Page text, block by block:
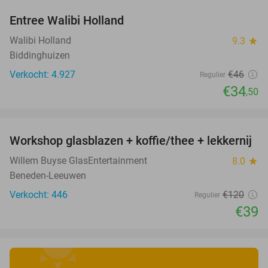
Entree Walibi Holland
Walibi Holland 9.3 star
Biddinghuizen
Verkocht: 4.927
Regulier €46
€34,50
68%
Workshop glasblazen + koffie/thee + lekkernij
Willem Buyse GlasEntertainment 8.0 star
Beneden-Leeuwen
Verkocht: 446
Regulier €120
€39